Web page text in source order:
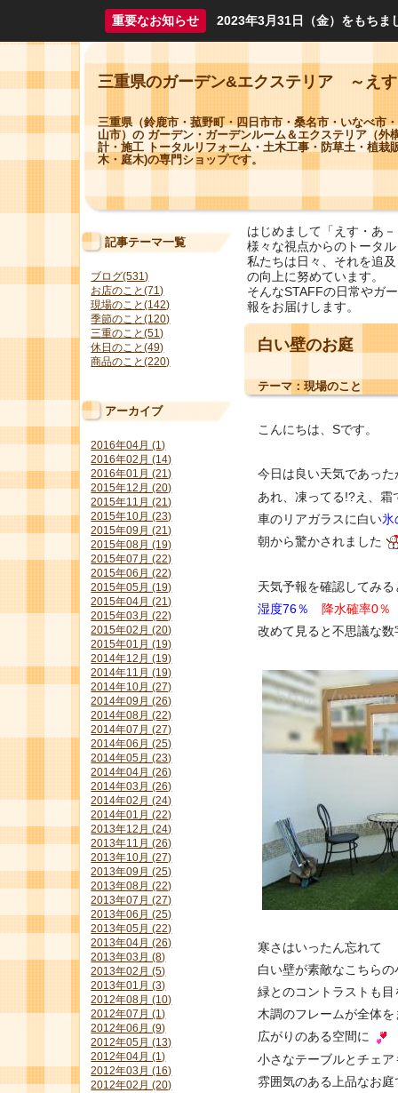
重要なお知らせ 2023年3月31日（金）をもちま
三重県のガーデン&エクステリア ～え
三重県（鈴鹿市・菰野町・四日市市・桑名市・いなべ市
山市）の ガーデン・ガーデンルーム＆エクステリア（外
計・施工 トータルリフォーム・土木工事・防草土・植栽
木・庭木)の専門ショップです。
はじめまして「えす・あ
様々な視点からのトータ
私たちは日々、それを追
の向上に努めています。
そんなSTAFFの日常やガ
報をお届けします。
白い壁のお庭
テーマ： 現場のこと
こんにちは、Sです。
今日は良い天気であった
あれ、凍ってる!?え、霜
車のリアガラスに白い氷
朝から驚かされました
天気予報を確認してみる
湿度76％
降水確率0％
改めて見ると不思議な
寒さはいったん忘れて
白い壁が素敵なこちら
緑とのコントラストも
木調のフレームが全体を
広がりのある空間に
小さなテーブルとチェ
雰囲気のある上品なお庭
記事テーマ一覧
ブログ(531)
お店のこと(71)
現場のこと(142)
季節のこと(120)
三重のこと(51)
休日のこと(49)
商品のこと(220)
アーカイブ
2016年04月 (1)
2016年02月 (14)
2016年01月 (21)
2015年12月 (20)
2015年11月 (21)
2015年10月 (23)
2015年09月 (21)
2015年08月 (19)
2015年07月 (22)
2015年06月 (22)
2015年05月 (19)
2015年04月 (21)
2015年03月 (22)
2015年02月 (20)
2015年01月 (19)
2014年12月 (19)
2014年11月 (19)
2014年10月 (27)
2014年09月 (26)
2014年08月 (22)
2014年07月 (27)
2014年06月 (25)
2014年05月 (23)
2014年04月 (26)
2014年03月 (26)
2014年02月 (24)
2014年01月 (22)
2013年12月 (24)
2013年11月 (26)
2013年10月 (27)
2013年09月 (25)
2013年08月 (22)
2013年07月 (27)
2013年06月 (25)
2013年05月 (22)
2013年04月 (26)
2013年03月 (8)
2013年02月 (5)
2013年01月 (3)
2012年08月 (10)
2012年07月 (1)
2012年06月 (9)
2012年05月 (13)
2012年04月 (1)
2012年03月 (16)
2012年02月 (20)